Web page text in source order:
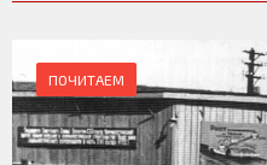
ПОЧИТАЕМ